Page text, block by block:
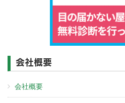
会社概要
会社概要